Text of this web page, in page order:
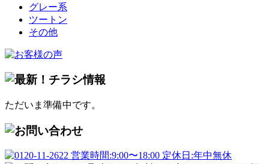
グレー系
ツートン
その他
ただいま準備中です。